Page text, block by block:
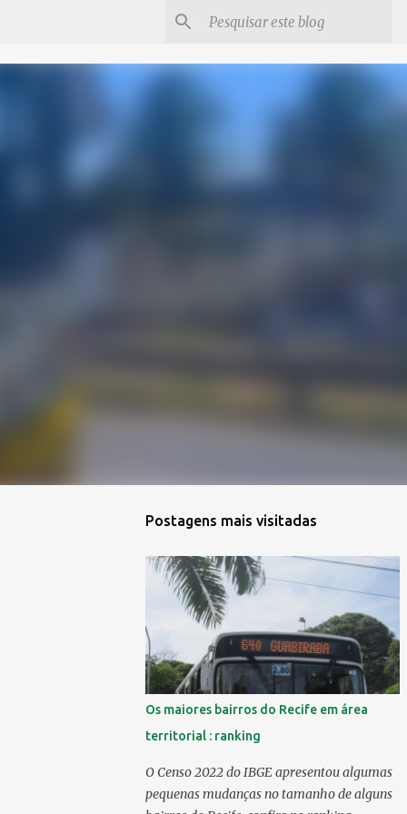
Postagens mais visitadas
Os maiores bairros do Recife em área
territorial : ranking
O Censo 2022 do IBGE apresentou algumas
pequenas mudanças no tamanho de alguns